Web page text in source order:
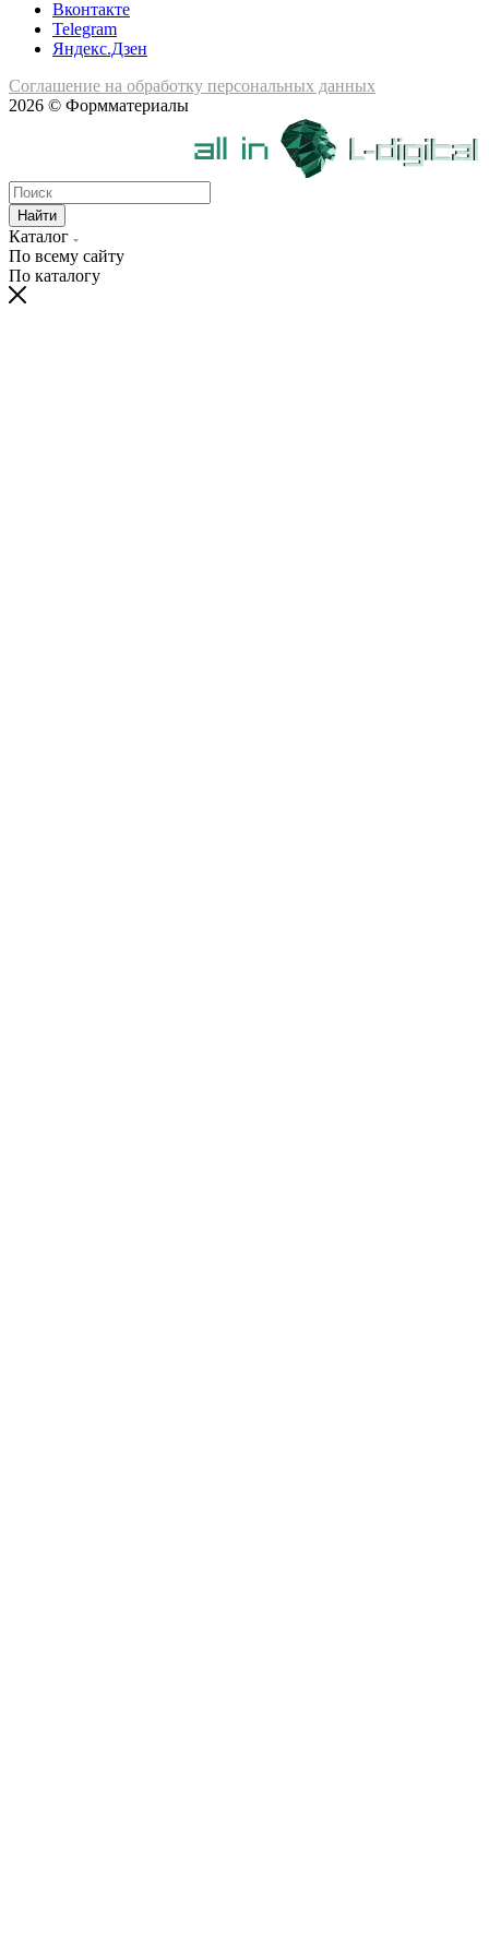
Вконтакте
Telegram
Яндекс.Дзен
Соглашение на обработку персональных данных
2026 © Формматериалы
Найти
Каталог
По всему сайту
По каталогу